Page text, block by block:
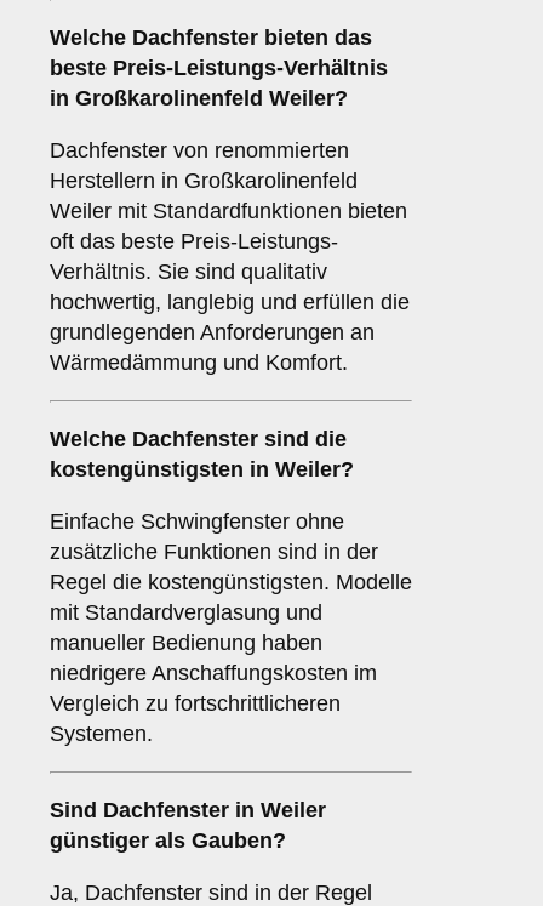
Welche Dachfenster bieten das
beste Preis-Leistungs-Verhältnis
in Großkarolinenfeld Weiler?
Dachfenster von renommierten
Herstellern in Großkarolinenfeld
Weiler mit Standardfunktionen bieten
oft das beste Preis-Leistungs-
Verhältnis. Sie sind qualitativ
hochwertig, langlebig und erfüllen die
grundlegenden Anforderungen an
Wärmedämmung und Komfort.
Welche Dachfenster sind die
kostengünstigsten in Weiler?
Einfache Schwingfenster ohne
zusätzliche Funktionen sind in der
Regel die kostengünstigsten. Modelle
mit Standardverglasung und
manueller Bedienung haben
niedrigere Anschaffungskosten im
Vergleich zu fortschrittlicheren
Systemen.
Sind Dachfenster in Weiler
günstiger als Gauben?
Ja, Dachfenster sind in der Regel